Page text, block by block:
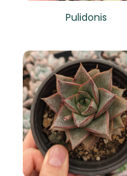
Pulidonis